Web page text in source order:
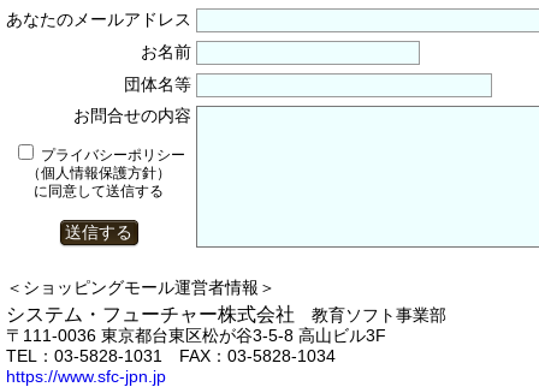
あなたのメールアドレス
お名前
団体名等
お問合せの内容
プライバシーポリシー
（個人情報保護方針）
に同意して送信する
送信する
＜ショッピングモール運営者情報＞
システム・フューチャー株式会社 教育ソフト事業部
〒111-0036 東京都台東区松が谷3-5-8 高山ビル3F
TEL：03-5828-1031 FAX：03-5828-1034
https://www.sfc-jpn.jp